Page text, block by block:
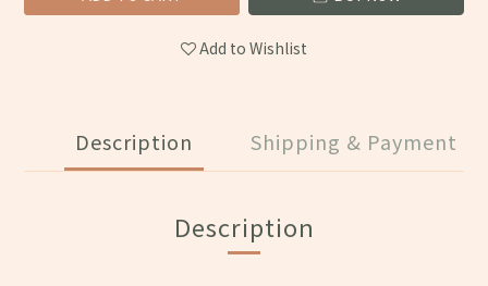
Add to Wishlist
Description Shipping & Payment
Description